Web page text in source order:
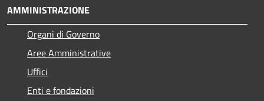
AMMINISTRAZIONE
Organi di Governo
Aree Amministrative
Uffici
Enti e fondazioni